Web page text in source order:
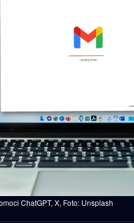
ChatGPT, X, Foto: Unsplash